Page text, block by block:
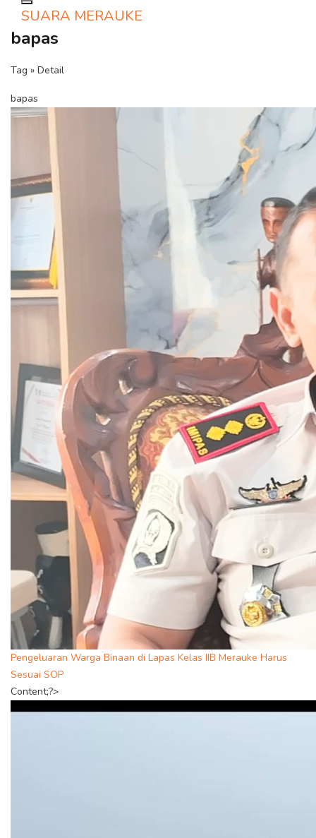
Toggle navigation
SUARA MERAUKE
bapas
Tag » Detail
bapas
Pengeluaran Warga Binaan di Lapas Kelas IIB Merauke Harus
Sesuai SOP
Content;?>